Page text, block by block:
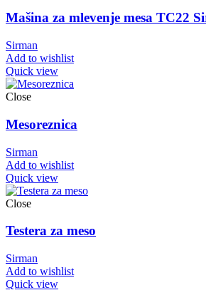
Mašina za mlevenje mesa TC22
Sirman
Add to wishlist
Quick view
Close
Mesoreznica
Sirman
Add to wishlist
Quick view
Close
Testera za meso
Sirman
Add to wishlist
Quick view